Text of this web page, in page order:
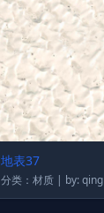
地表37
分类：材质 | by: qing